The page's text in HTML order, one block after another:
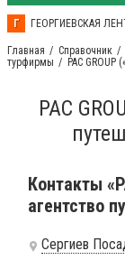
Г ГЕОРГИЕВСКАЯ
Главная Справочник
турфирмы
PAC
PAC
Контакты
агентство
Сергиев